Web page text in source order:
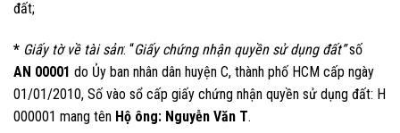
đất;
* Giấy tờ về tài sản: “Giấy chứng nhận quyền sử dụng đất”số
AN 00001 do Ủy ban nhân dân huyện C, thành phố HCM cấp ngày
01/01/2010, Số vào sổ cấp giấy chứng nhận quyền sử dụng đất: H
000001 mang tên Hộ ông: Nguyễn Văn T.